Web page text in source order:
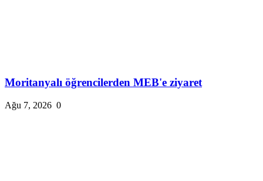
Moritanyalı öğrencilerden MEB'e ziyaret
Ağu 7, 2026 0